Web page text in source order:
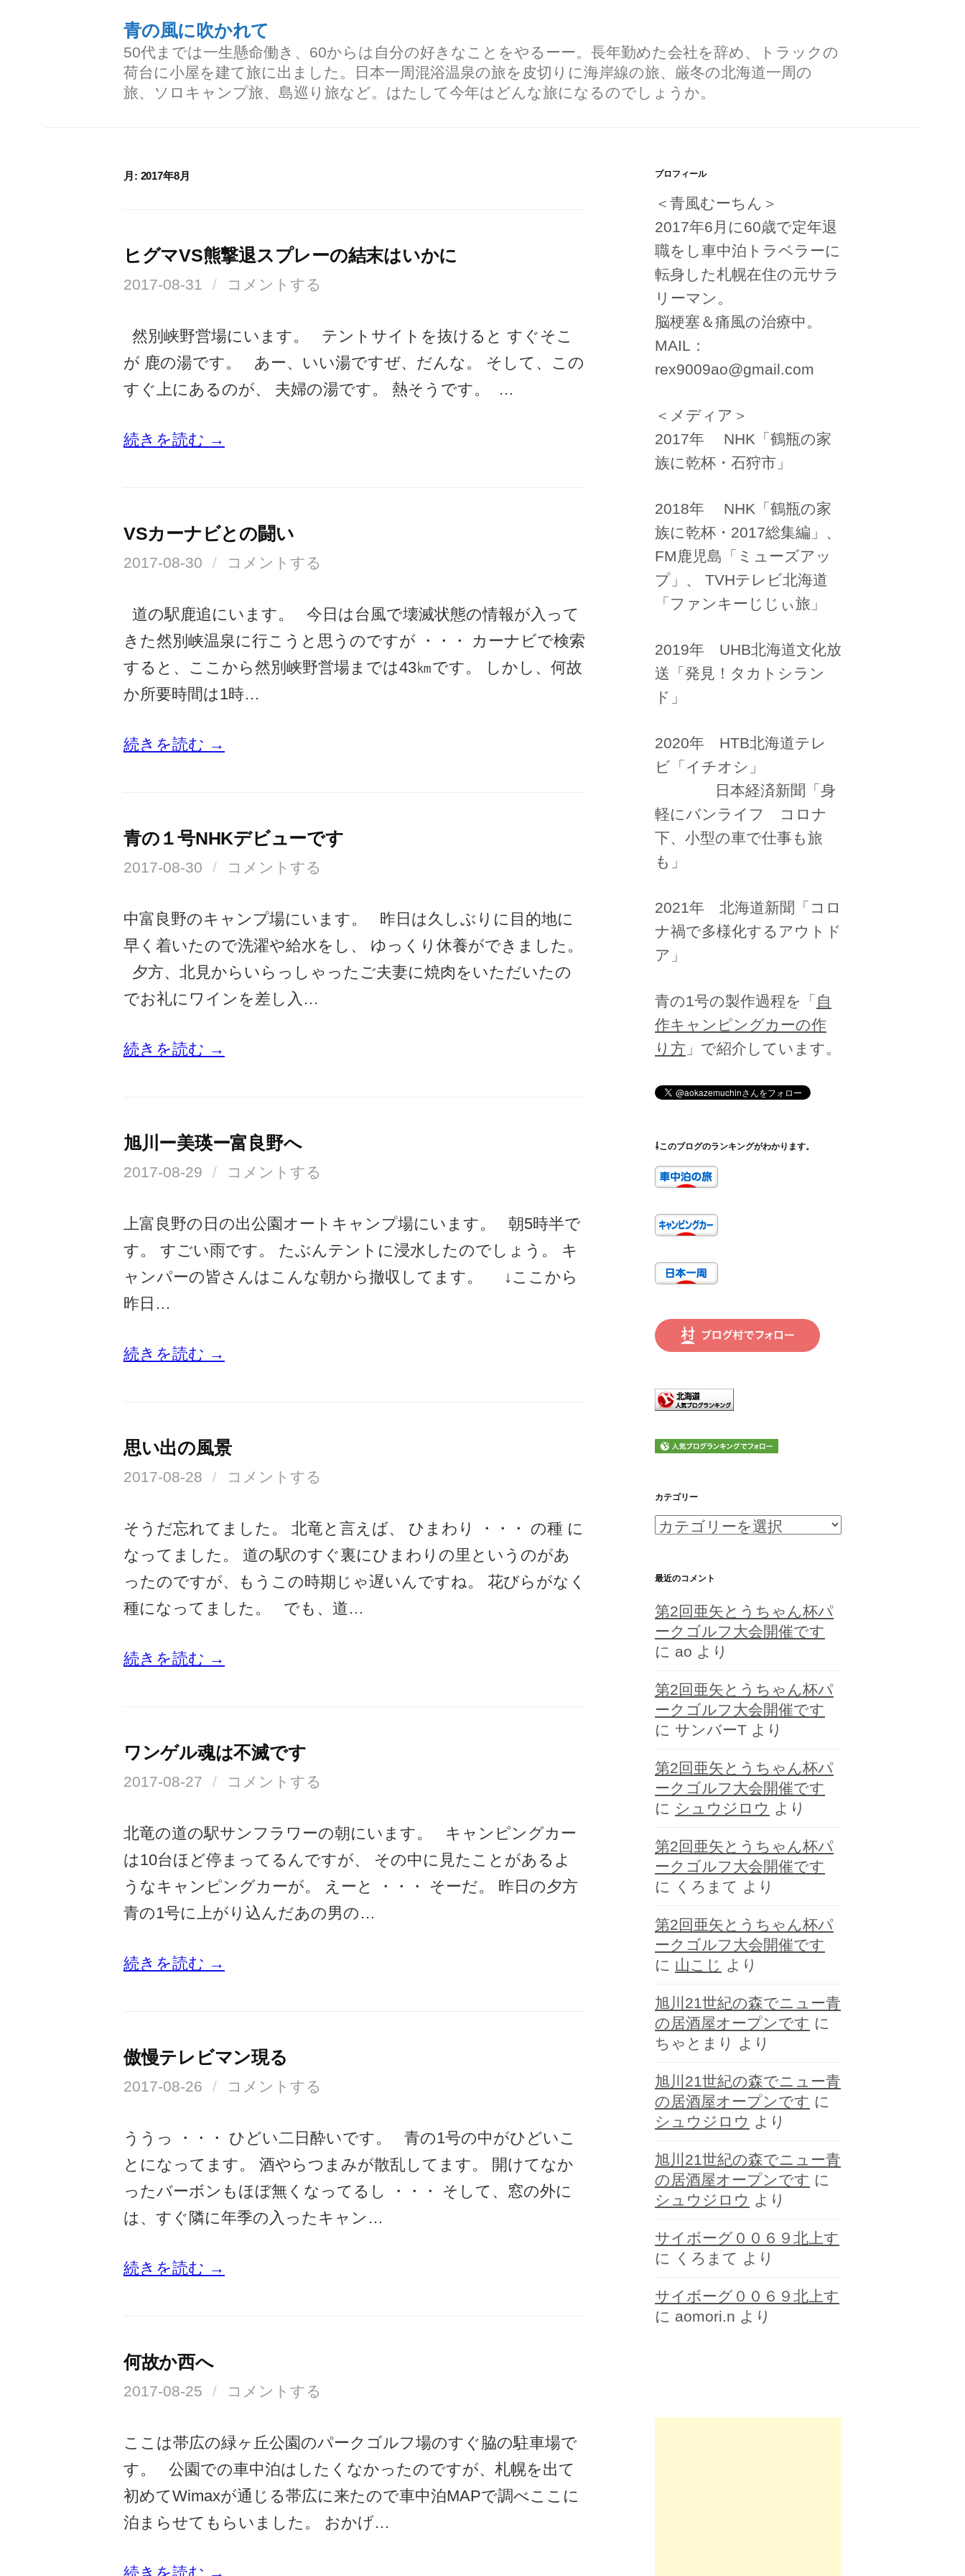
青の風に吹かれて
50代までは一生懸命働き、60からは自分の好きなことをやるーー。長年勤めた会社を辞め、トラックの
荷台に小屋を建て旅に出ました。日本一周混浴温泉の旅を皮切りに海岸線の旅、厳冬の北海道一周の
旅、ソロキャンプ旅、島巡り旅など。はたして今年はどんな旅になるのでしょうか。
月: 2017年8月
ヒグマVS熊撃退スプレーの結末はいかに
2017-08-31 / コメントする
然別峡野営場にいます。 テントサイトを抜けると すぐそこ
が 鹿の湯です。 あー、いい湯ですぜ、だんな。 そして、この
すぐ上にあるのが、 夫婦の湯です。 熱そうです。 …
続きを読む →
VSカーナビとの闘い
2017-08-30 / コメントする
道の駅鹿追にいます。 今日は台風で壊滅状態の情報が入って
きた然別峡温泉に行こうと思うのですが ・・・ カーナビで検索
すると、ここから然別峡野営場までは43㎞です。 しかし、何故
か所要時間は1時…
続きを読む →
青の１号NHKデビューです
2017-08-30 / コメントする
中富良野のキャンプ場にいます。 昨日は久しぶりに目的地に
早く着いたので洗濯や給水をし、 ゆっくり休養ができました。
夕方、北見からいらっしゃったご夫妻に焼肉をいただいたの
でお礼にワインを差し入…
続きを読む →
旭川ー美瑛ー富良野へ
2017-08-29 / コメントする
上富良野の日の出公園オートキャンプ場にいます。 朝5時半で
す。 すごい雨です。 たぶんテントに浸水したのでしょう。 キ
ャンパーの皆さんはこんな朝から撤収してます。 ↓ここから
昨日…
続きを読む →
思い出の風景
2017-08-28 / コメントする
そうだ忘れてました。 北竜と言えば、 ひまわり ・・・ の種 に
なってました。 道の駅のすぐ裏にひまわりの里というのがあ
ったのですが、もうこの時期じゃ遅いんですね。 花びらがなく
種になってました。 でも、道…
続きを読む →
ワンゲル魂は不滅です
2017-08-27 / コメントする
北竜の道の駅サンフラワーの朝にいます。 キャンピングカー
は10台ほど停まってるんですが、 その中に見たことがあるよ
うなキャンピングカーが。 えーと ・・・ そーだ。 昨日の夕方
青の1号に上がり込んだあの男の…
続きを読む →
傲慢テレビマン現る
2017-08-26 / コメントする
ううっ ・・・ ひどい二日酔いです。 青の1号の中がひどいこ
とになってます。 酒やらつまみが散乱してます。 開けてなか
ったバーボンもほぼ無くなってるし ・・・ そして、窓の外に
は、すぐ隣に年季の入ったキャン…
続きを読む →
何故か西へ
2017-08-25 / コメントする
ここは帯広の緑ヶ丘公園のパークゴルフ場のすぐ脇の駐車場で
す。 公園での車中泊はしたくなかったのですが、札幌を出て
初めてWimaxが通じる帯広に来たので車中泊MAPで調べここに
泊まらせてもらいました。 おかげ…
プロフィール
＜青風むーちん＞
2017年6月に60歳で定年退
職をし車中泊トラベラーに
転身した札幌在住の元サラ
リーマン。
脳梗塞＆痛風の治療中。
MAIL：
rex9009ao@gmail.com
＜メディア＞
2017年 NHK「鶴瓶の家
族に乾杯・石狩市」
2018年 NHK「鶴瓶の家
族に乾杯・2017総集編」、
FM鹿児島「ミューズアッ
プ」、 TVHテレビ北海道
「ファンキーじじぃ旅」
2019年 UHB北海道文化放
送「発見！タカトシラン
ド」
2020年 HTB北海道テレ
ビ「イチオシ」
日本経済新聞「身
軽にバンライフ コロナ
下、小型の車で仕事も旅
も」
2021年 北海道新聞「コロ
ナ禍で多様化するアウトド
ア」
青の1号の製作過程を「 自
作キャンピングカーの作
り方 」で紹介しています。
⇩このブログのランキングがわかります。
カテゴリー
カ
ゴ
ー
最近のコメント
第2回亜矢とうちゃん杯パ
ークゴルフ大会開催です
に ao より
第2回亜矢とうちゃん杯パ
ークゴルフ大会開催です
に サンバーT より
第2回亜矢とうちゃん杯パ
ークゴルフ大会開催です
に シュウジロウ より
第2回亜矢とうちゃん杯パ
ークゴルフ大会開催です
に
くろまて より
第2回亜矢とうちゃん杯パ
ークゴルフ大会開催です
に 山こじ より
旭川21世紀の森でニュー青
の居酒屋オープンです に
ちゃとまり
より
旭川21世紀の森でニュー青
の居酒屋オープンです に
シュウジロウ より
旭川21世紀の森でニュー青
の居酒屋オープンです に
シュウジロウ より
サイボーグ００６９北上す
に
くろまて より
サイボーグ００６９北上す
に aomori.n より